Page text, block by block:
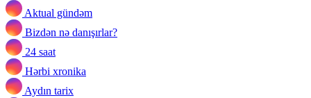
Aktual gündəm
Bizdən nə danışırlar?
24 saat
Hərbi xronika
Aydın tarix